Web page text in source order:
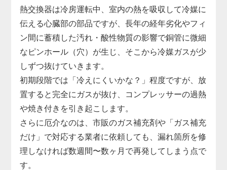
熱交換器は冷房運転中、室内の熱を吸収して冷媒に
伝える心臓部の部品ですが、長年の経年劣化やフィ
ン間に蓄積した汚れ・酸性物質の影響で銅管に微細
なピンホール（穴）が生じ、そこから冷媒ガスが少
しずつ抜けていきます。
初期段階では「冷えにくいかな？」程度ですが、放
置すると完全にガスが抜け、コンプレッサーの過熱
や焼き付きを引き起こします。
さらに厄介なのは、市販のガス補充剤や「ガス補充
だけ」で対応する業者に依頼しても、漏れ箇所を修
理しなければ数週間〜数ヶ月で再発してしまう点で
す。